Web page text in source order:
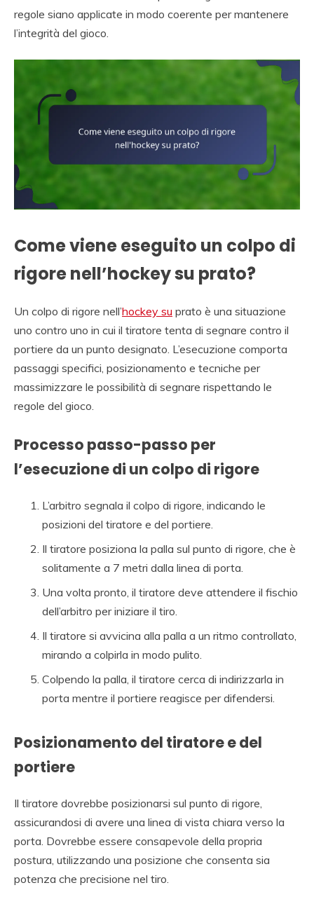
regole siano applicate in modo coerente per mantenere
l’integrità del gioco.
Come viene eseguito un colpo di
rigore nell’hockey su prato?
Un colpo di rigore nell’hockey su prato è una situazione
uno contro uno in cui il tiratore tenta di segnare contro il
portiere da un punto designato. L’esecuzione comporta
passaggi specifici, posizionamento e tecniche per
massimizzare le possibilità di segnare rispettando le
regole del gioco.
Processo passo-passo per
l’esecuzione di un colpo di rigore
L’arbitro segnala il colpo di rigore, indicando le
posizioni del tiratore e del portiere.
Il tiratore posiziona la palla sul punto di rigore, che è
solitamente a 7 metri dalla linea di porta.
Una volta pronto, il tiratore deve attendere il fischio
dell’arbitro per iniziare il tiro.
Il tiratore si avvicina alla palla a un ritmo controllato,
mirando a colpirla in modo pulito.
Colpendo la palla, il tiratore cerca di indirizzarla in
porta mentre il portiere reagisce per difendersi.
Posizionamento del tiratore e del
portiere
Il tiratore dovrebbe posizionarsi sul punto di rigore,
assicurandosi di avere una linea di vista chiara verso la
porta. Dovrebbe essere consapevole della propria
postura, utilizzando una posizione che consenta sia
potenza che precisione nel tiro.